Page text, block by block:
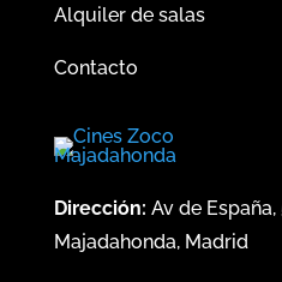
Alquiler de salas
Contacto
Dirección: Av de España,
Majadahonda, Madrid